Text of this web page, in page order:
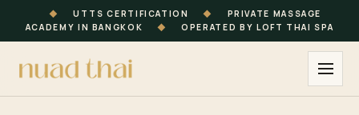
◆ UTTS CERTIFICATION ◆
PRIVATE MASSAGE
ACADEMY IN BANGKOK
◆ OPERATED BY LOFT THAI SPA